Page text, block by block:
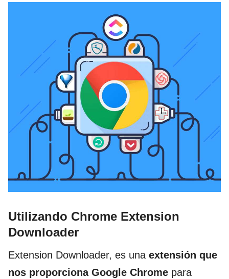
Utilizando Chrome Extension
Downloader
Extension Downloader, es una extensión que
nos proporciona Google Chrome para